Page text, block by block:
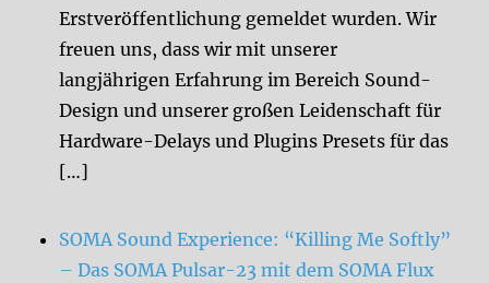
Erstveröffentlichung gemeldet wurden. Wir
freuen uns, dass wir mit unserer
langjährigen Erfahrung im Bereich Sound-
Design und unserer großen Leidenschaft für
Hardware-Delays und Plugins Presets für das
[…]
SOMA Sound Experience: “Killing Me Softly”
– Das SOMA Pulsar-23 mit dem SOMA Flux